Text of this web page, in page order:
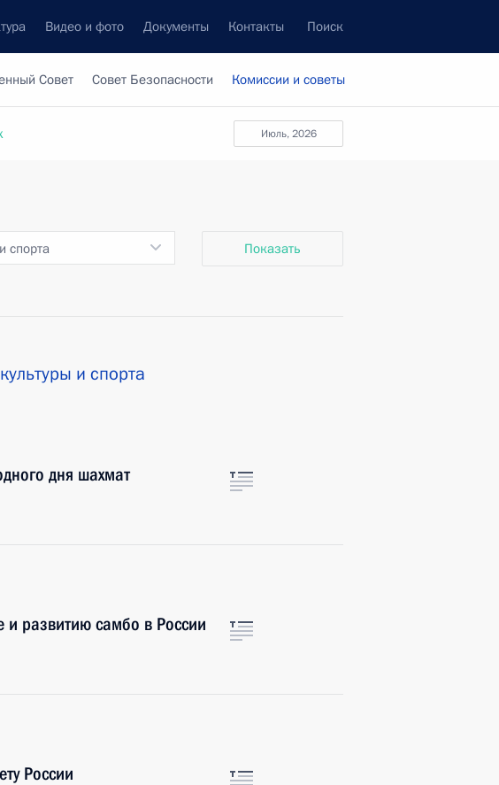
Видео и фото Документы Контакты Поиск
Совет Совет Безопасности Комиссии и советы
июль, 2026
спорта Показать
и спорта
дня шахмат
и развитию самбо в России
России